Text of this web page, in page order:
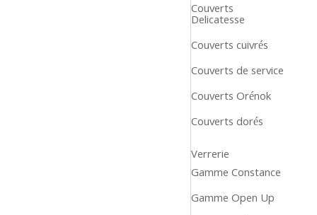
Couverts
Delicatesse
Couverts cuivrés
Couverts de service
Couverts Orénok
Couverts dorés
Verrerie
Gamme Constance
Gamme Open Up